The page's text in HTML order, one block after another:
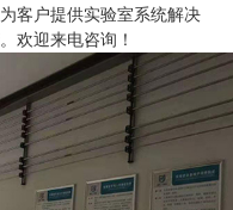
客户提供实验室系统解决
欢迎来电咨询！